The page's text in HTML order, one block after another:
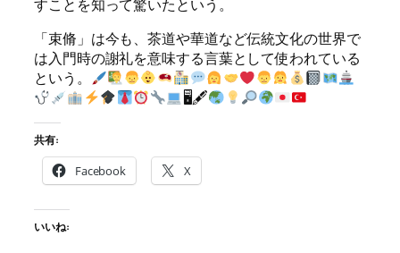
すことを知って驚いたという。
「束脩」は今も、茶道や華道など伝統文化の世界で
は入門時の謝礼を意味する言葉として使われている
という。
🖥🖋
共有:
Facebook X
いいね: